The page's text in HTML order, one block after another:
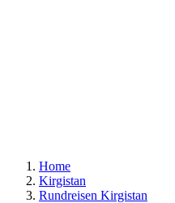
Home
Kirgistan
Rundreisen Kirgistan